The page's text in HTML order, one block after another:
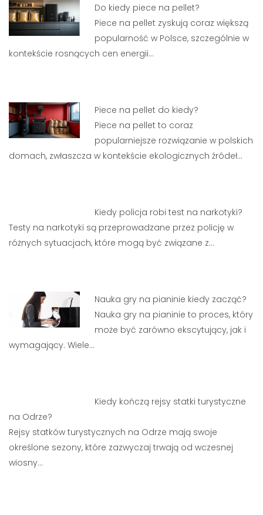
Do kiedy piece na pellet?
Piece na pellet zyskują coraz większą
popularność w Polsce, szczególnie w
kontekście rosnących cen energii…
Piece na pellet do kiedy?
Piece na pellet to coraz
popularniejsze rozwiązanie w polskich
domach, zwłaszcza w kontekście ekologicznych źródeł…
Kiedy policja robi test na narkotyki?
Testy na narkotyki są przeprowadzane przez policję w
różnych sytuacjach, które mogą być związane z…
Nauka gry na pianinie kiedy zacząć?
Nauka gry na pianinie to proces, który
może być zarówno ekscytujący, jak i
wymagający. Wiele…
Kiedy kończą rejsy statki turystyczne
na Odrze?
Rejsy statków turystycznych na Odrze mają swoje
określone sezony, które zazwyczaj trwają od wczesnej
wiosny…